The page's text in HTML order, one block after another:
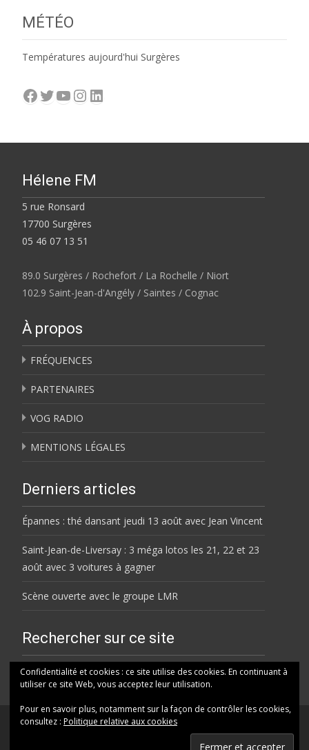
MÉTÉO
Températures aujourd'hui Surgères
Facebook
Twitter
YouTube
Instagram
LinkedIn
Hélene FM
5 rue Ronsard
17700 Surgères
05 46 07 13 51
89.0 Surgères / Rochefort / La Rochelle / Niort
102.9 Saint-Jean-d'Angély / Saintes / Cognac
À propos
FRÉQUENCES
PARTENAIRES
VOG RADIO
MENTIONS LÉGALES
Derniers articles
Épannes : thé dansant jeudi 13 août avec Jean Vincent
Saint-Jean-de-Liversay : 3 méga lotos les 21, 22 et 23
août avec 3 voitures à gagner
Scène ouverte avec le groupe LMR
Rechercher sur ce site
Rechercher
Confidentialité et cookies : ce site utilise des cookies. En continuant à
utiliser ce site Web, vous acceptez leur utilisation.
Pour en savoir plus, notamment sur la façon de contrôler les cookies,
consultez : Politique relative aux cookies